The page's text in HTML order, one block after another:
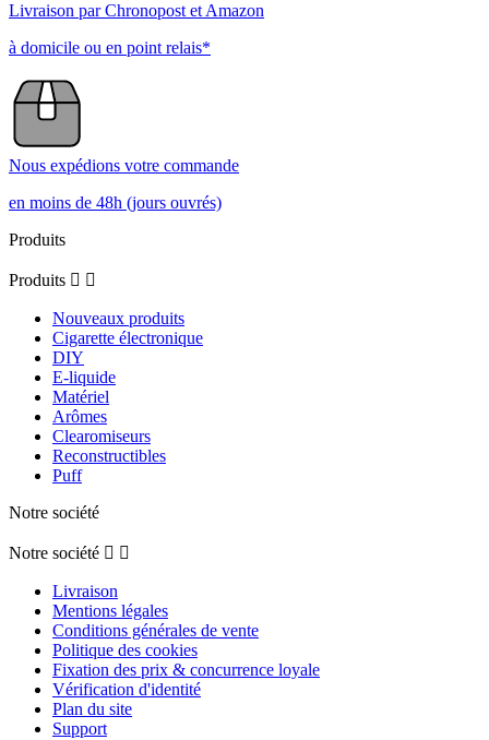
Livraison par Chronopost et Amazon
à domicile ou en point relais*
Nous expédions votre commande
en moins de 48h (jours ouvrés)
Produits
Produits  
Nouveaux produits
Cigarette électronique
DIY
E-liquide
Matériel
Arômes
Clearomiseurs
Reconstructibles
Puff
Notre société
Notre société  
Livraison
Mentions légales
Conditions générales de vente
Politique des cookies
Fixation des prix & concurrence loyale
Vérification d'identité
Plan du site
Support